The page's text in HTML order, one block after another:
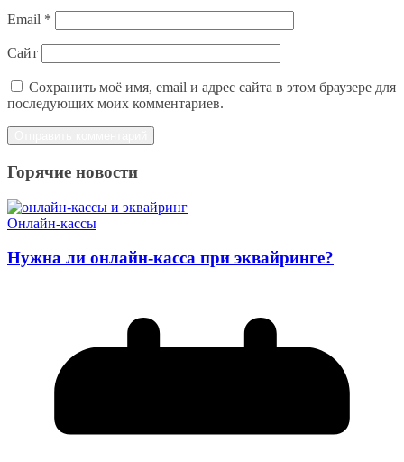
Email *
Сайт
Сохранить моё имя, email и адрес сайта в этом браузере для
последующих моих комментариев.
Горячие новости
Онлайн-кассы
Нужна ли онлайн-касса при эквайринге?